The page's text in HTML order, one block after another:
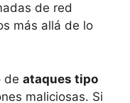
de red
más allá de lo
de ataques tipo
maliciosas. Si